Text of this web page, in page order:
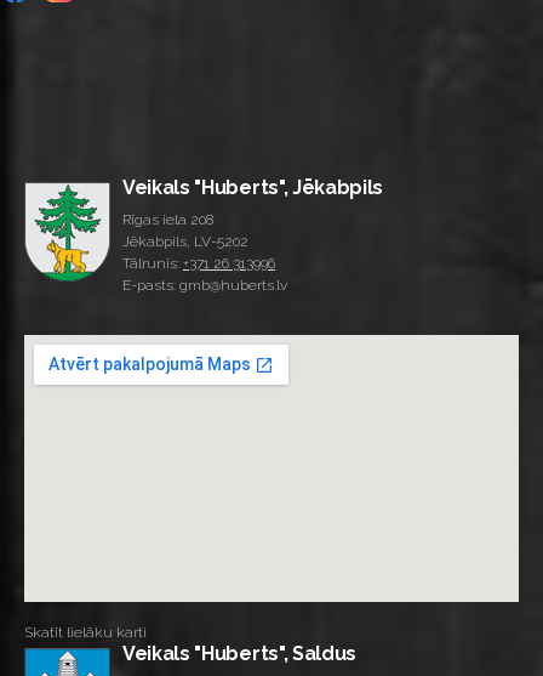
Veikals "Huberts", Jēkabpils
Rīgas iela 208
Jēkabpils, LV-5202
Tālrunis: +371 26 313996
E-pasts: gmb@huberts.lv
Skatīt lielāku karti
Veikals "Huberts", Saldus